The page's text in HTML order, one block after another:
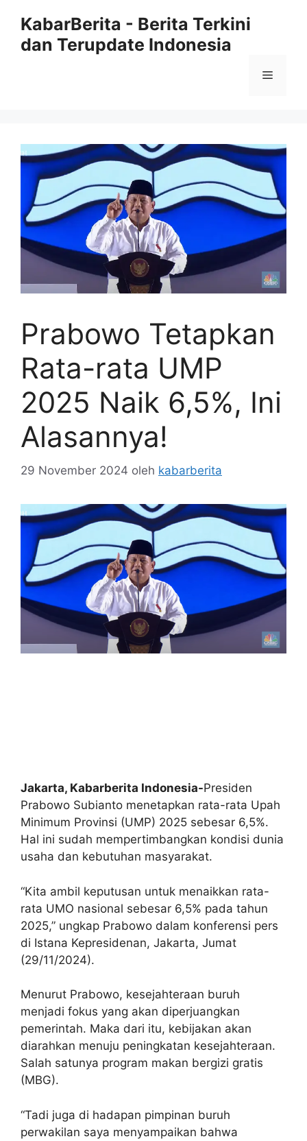
KabarBerita - Berita Terkini
dan Terupdate Indonesia
Menu
Prabowo Tetapkan
Rata-rata UMP
2025 Naik 6,5%, Ini
Alasannya!
29 November 2024 oleh kabarberita
Jakarta, Kabarberita Indonesia-Presiden
Prabowo Subianto menetapkan rata-rata Upah
Minimum Provinsi (UMP) 2025 sebesar 6,5%.
Hal ini sudah mempertimbangkan kondisi dunia
usaha dan kebutuhan masyarakat.
“Kita ambil keputusan untuk menaikkan rata-
rata UMO nasional sebesar 6,5% pada tahun
2025,” ungkap Prabowo dalam konferensi pers
di Istana Kepresidenan, Jakarta, Jumat
(29/11/2024).
Menurut Prabowo, kesejahteraan buruh
menjadi fokus yang akan diperjuangkan
pemerintah. Maka dari itu, kebijakan akan
diarahkan menuju peningkatan kesejahteraan.
Salah satunya program makan bergizi gratis
(MBG).
“Tadi juga di hadapan pimpinan buruh
perwakilan saya menyampaikan bahwa